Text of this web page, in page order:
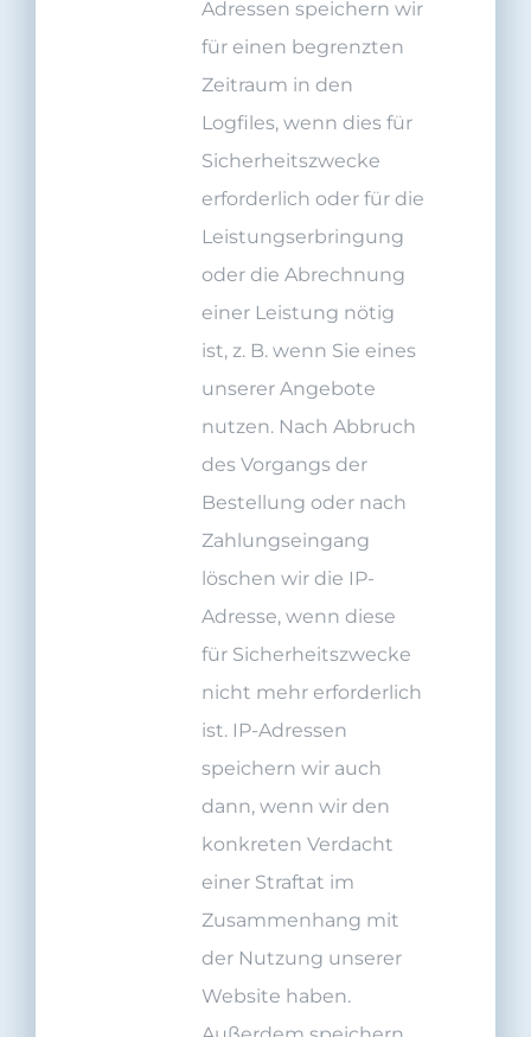
Adressen speichern wir
für einen begrenzten
Zeitraum in den
Logfiles, wenn dies für
Sicherheitszwecke
erforderlich oder für die
Leistungserbringung
oder die Abrechnung
einer Leistung nötig
ist, z. B. wenn Sie eines
unserer Angebote
nutzen. Nach Abbruch
des Vorgangs der
Bestellung oder nach
Zahlungseingang
löschen wir die IP-
Adresse, wenn diese
für Sicherheitszwecke
nicht mehr erforderlich
ist. IP-Adressen
speichern wir auch
dann, wenn wir den
konkreten Verdacht
einer Straftat im
Zusammenhang mit
der Nutzung unserer
Website haben.